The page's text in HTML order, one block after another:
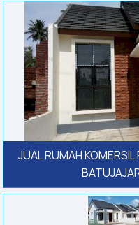
JUAL RUMAH